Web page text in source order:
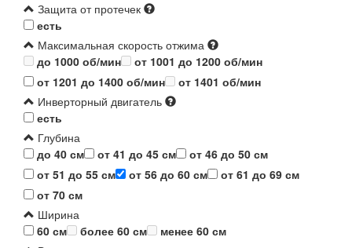
Защита от протечек
есть
Максимальная скорость отжима
до 1000 об/мин
от 1001 до 1200 об/мин
от 1201 до 1400 об/мин
от 1401 об/мин
Инверторный двигатель
есть
Глубина
до 40 см
от 41 до 45 см
от 46 до 50 см
от 51 до 55 см
от 56 до 60 см
от 61 до 69 см
от 70 см
Ширина
60 см
более 60 см
менее 60 см